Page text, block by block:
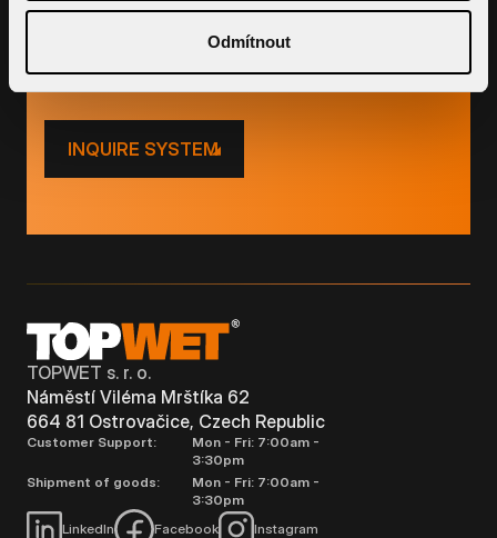
Odmítnout
and flow
INQUIRE SYSTEM
TOPWET s. r. o.
Náměstí Viléma Mrštíka 62
664 81 Ostrovačice, Czech Republic
Customer Support:
Mon - Fri: 7:00am -
3:30pm
Shipment of goods:
Mon - Fri: 7:00am -
3:30pm
LinkedIn
Facebook Instagram